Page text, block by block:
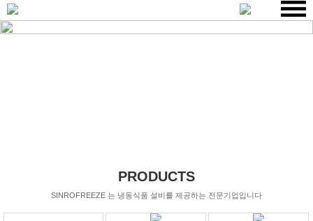
PRODUCTS
SINROFREEZE 는 냉동식품 설비를 제공하는 전문기업입니다